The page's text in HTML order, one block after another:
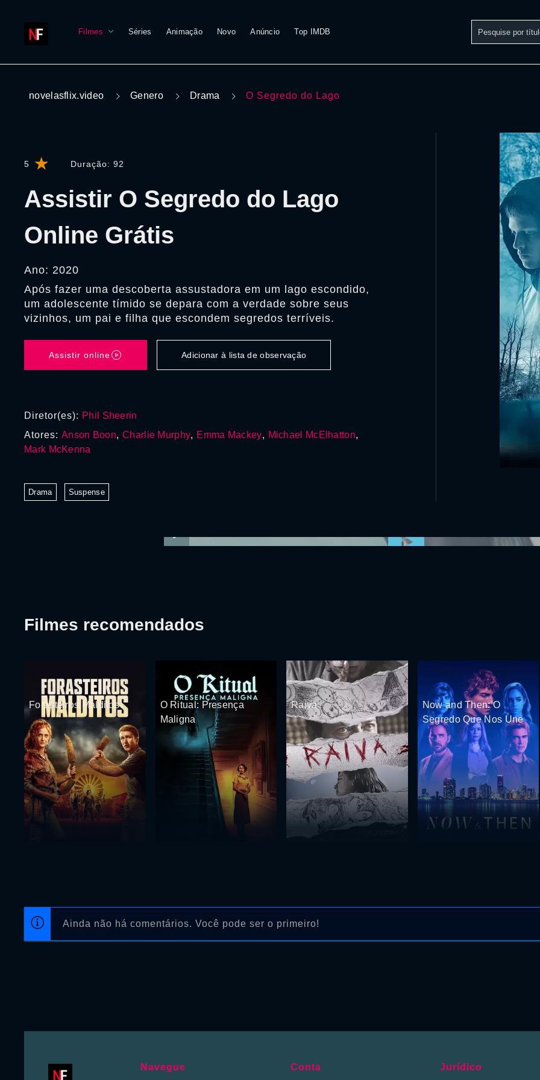
Filmes Séries Animação Novo Anúncio Top IMDB
novelasflix.video Genero Drama O Segredo do Lago
5 Duração: 92
Assistir O Segredo do Lago
Online Grátis
Ano: 2020
Após fazer uma descoberta assustadora em um lago escondido,
um adolescente tímido se depara com a verdade sobre seus
vizinhos, um pai e filha que escondem segredos terríveis.
Assistir online Adicionar à lista de observação
Diretor(es): Phil Sheerin
Atores: Anson Boon, Charlie Murphy, Emma Mackey, Michael McElhatton,
Mark McKenna
Drama Suspense
Ainda não há comentários. Você pode ser o primeiro!
Filmes recomendados
Forasteiros Malditos
O Ritual: Presença
Maligna
Raiva
Now and Then: O
Segredo Que Nos Une
Navegue Conta Jurídico